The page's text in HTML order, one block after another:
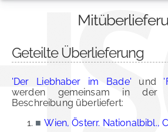
Geteilte Überlieferung
'Der Liebhaber im Bade' und
werden gemeinsam in der
Beschreibung überliefert:
■ Wien, Österr. Nationalbibl.,